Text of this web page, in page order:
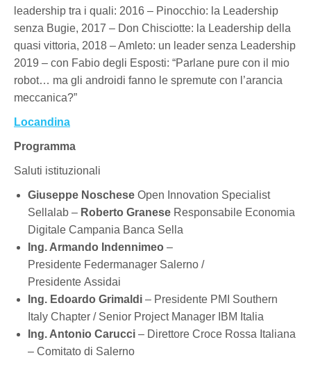
leadership tra i quali: 2016 – Pinocchio: la Leadership
senza Bugie, 2017 – Don Chisciotte: la Leadership della
quasi vittoria, 2018 – Amleto: un leader senza Leadership
2019 – con Fabio degli Esposti: “Parlane pure con il mio
robot… ma gli androidi fanno le spremute con l’arancia
meccanica?”
Locandina
Programma
Saluti istituzionali
Giuseppe Noschese Open Innovation Specialist
Sellalab – Roberto Granese Responsabile Economia
Digitale Campania Banca Sella
Ing. Armando Indennimeo –
Presidente Federmanager Salerno /
Presidente Assidai
Ing. Edoardo Grimaldi – Presidente PMI Southern
Italy Chapter / Senior Project Manager IBM Italia
Ing. Antonio Carucci – Direttore Croce Rossa Italiana
– Comitato di Salerno